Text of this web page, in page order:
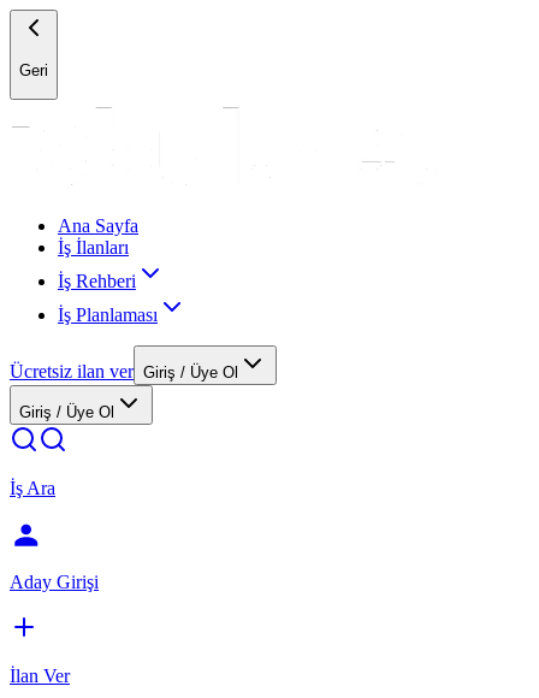
Geri
Ana Sayfa
İş İlanları
İş Rehberi
İş Planlaması
Ücretsiz ilan ver Giriş / Üye Ol
Giriş / Üye Ol
İş Ara
Aday Girişi
İlan Ver